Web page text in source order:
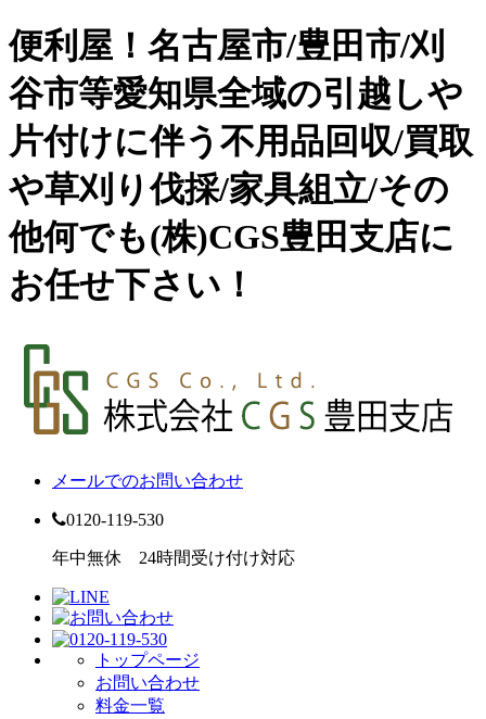
便利屋！名古屋市/豊田市/刈
谷市等愛知県全域の引越しや
片付けに伴う不用品回収/買取
や草刈り伐採/家具組立/その
他何でも(株)CGS豊田支店に
お任せ下さい！
メールでのお問い合わせ
0120-119-530
年中無休 24時間受け付け対応
トップページ
お問い合わせ
料金一覧